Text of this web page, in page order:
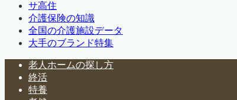
サ高住
介護保険の知識
全国の介護施設データ
大手のブランド特集
老人ホームの探し方
終活
特養